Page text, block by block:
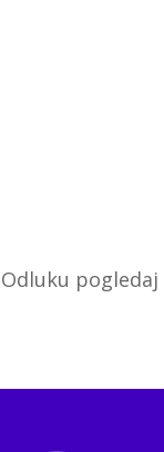
Odluku pogledaj